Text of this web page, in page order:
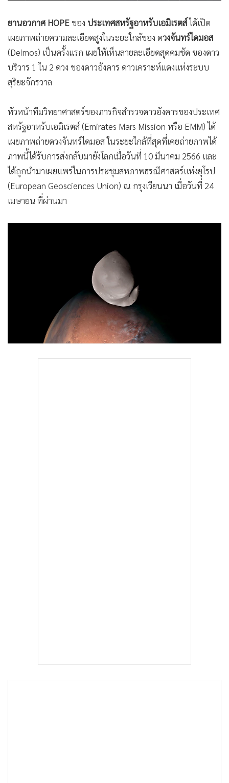
• เศรษฐกิจ-ธุรกิจ
• จีน
• ชุมชน-คุณภาพชีวิต
• อาชญากรรม
• Motoring
•
เกม
วิทยาศาสตร์
• หุ้น
• อินโดจีน
• กองทุนรวม
• Celeb Online
ยานอวกาศ HOPEของ ประเทศสหรัฐอาหรับเอมิเรตส์ได้เปิด
เผยภาพถ่ายความละเอียดสูงในระยะใกล้ของ ดวงจันทร์ไดมอส
(Deimos) เป็นครั้งแรก เผยให้เห็นลายละเอียดสุดคมชัด ของดาว
บริวาร 1 ใน 2 ดวง ของดาวอังคาร ดาวเคราะห์แดงแห่งระบบ
สุริยะจักรวาล
หัวหน้าทีมวิทยาศาสตร์ของภารกิจสำรวจดาวอังคารของประเทศ
สหรัฐอาหรับเอมิเรตส์ (Emirates Mars Mission หรือ EMM) ได้
เผยภาพถ่ายดวงจันทร์ไดมอส ในระยะใกล้ที่สุดที่เคยถ่ายภาพได้
ภาพนี้ได้รับการส่งกลับมายังโลกเมื่อวันที่ 10 มีนาคม 2566 และ
ได้ถูกนำมาเผยแพร่ในการประชุมสหภาพธรณีศาสตร์แห่งยุโรป
(European Geosciences Union) ณ กรุงเวียนนา เมื่อวันที่ 24
เมษายน ที่ผ่านมา